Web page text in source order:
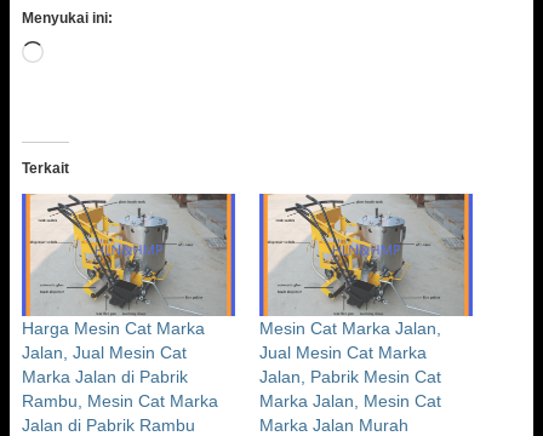
Menyukai ini:
Memuat...
Terkait
Harga Mesin Cat Marka
Jalan, Jual Mesin Cat
Marka Jalan di Pabrik
Rambu, Mesin Cat Marka
Jalan di Pabrik Rambu
Mesin Cat Marka Jalan,
Jual Mesin Cat Marka
Jalan, Pabrik Mesin Cat
Marka Jalan, Mesin Cat
Marka Jalan Murah